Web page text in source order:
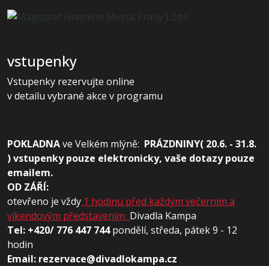
vstupenky
Vstupenky rezervujte online
v detailu vybrané akce v programu
POKLADNAve Velkém mlýně: PRÁZDNINY( 20.6. - 31.8.
) vstupenky pouze elektronicky, vaše dotazy pouze
emailem.
OD ZÁŘÍ:
otevřeno je vždy 1 hodinu před každým večerním a
víkendovým představením Divadla Kampa
Tel: +420/ 776 447 744pondělí, středa, pátek 9 - 12
hodin
Email: rezervace@divadlokampa.cz